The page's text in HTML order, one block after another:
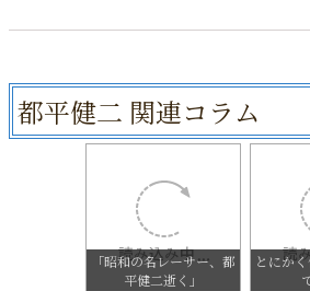
都平健二 関連コラム
「昭和の名レーサー、都
平健二逝く」
とにか